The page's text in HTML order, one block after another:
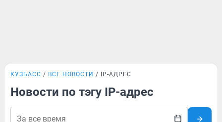
КУЗБАСС ВСЕ НОВОСТИ IP-АДРЕС
Новости по тэгу IP-адрес